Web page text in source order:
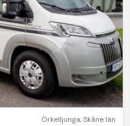
Örkelljunga,Skåne län